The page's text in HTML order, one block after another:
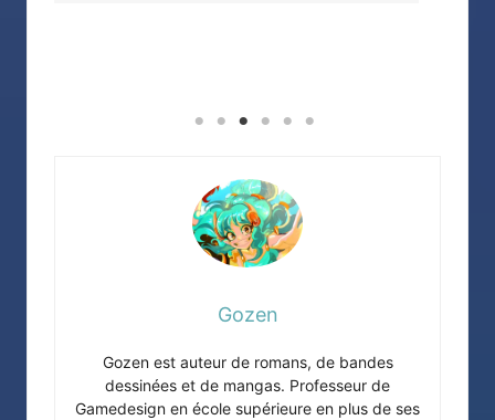
Gozen
Gozen est auteur de romans, de bandes
dessinées et de mangas. Professeur de
Gamedesign en école supérieure en plus de ses